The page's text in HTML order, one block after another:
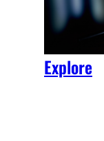
Explore